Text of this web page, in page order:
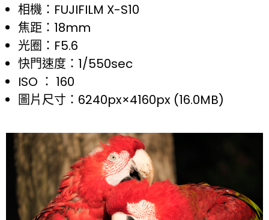
相機：FUJIFILM X-S10
焦距：18mm
光圈：F5.6
快門速度：1/550sec
ISO ： 160
圖片尺寸：6240px×4160px (16.0MB)